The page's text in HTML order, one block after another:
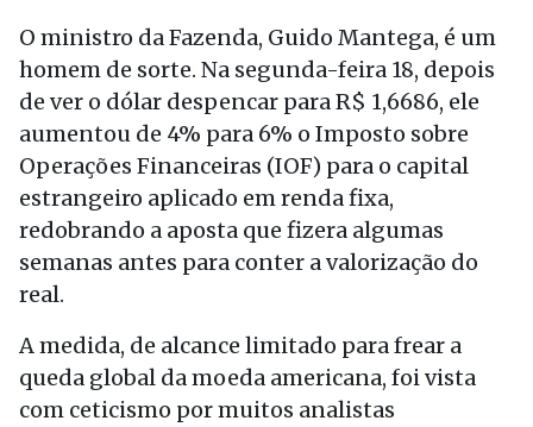
O ministro da Fazenda, Guido Mantega, é um
homem de sorte. Na segunda-feira 18, depois
de ver o dólar despencar para R$ 1,6686, ele
aumentou de 4% para 6% o Imposto sobre
Operações Financeiras (IOF) para o capital
estrangeiro aplicado em renda fixa,
redobrando a aposta que fizera algumas
semanas antes para conter a valorização do
real.
A medida, de alcance limitado para frear a
queda global da moeda americana, foi vista
com ceticismo por muitos analistas